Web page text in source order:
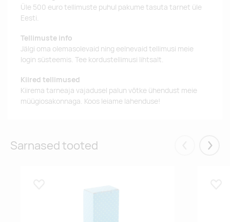
Üle 500 euro tellimuste puhul pakume tasuta tarnet üle
Eesti.
Tellimuste info
Jälgi oma olemasolevaid ning eelnevaid tellimusi meie
login süsteemis. Tee kordustellimusi lihtsalt.
Kiired tellimused
Kiirema tarneaja vajadusel palun võtke ühendust meie
müügiosakonnaga. Koos leiame lahenduse!
Sarnased tooted Eelmised